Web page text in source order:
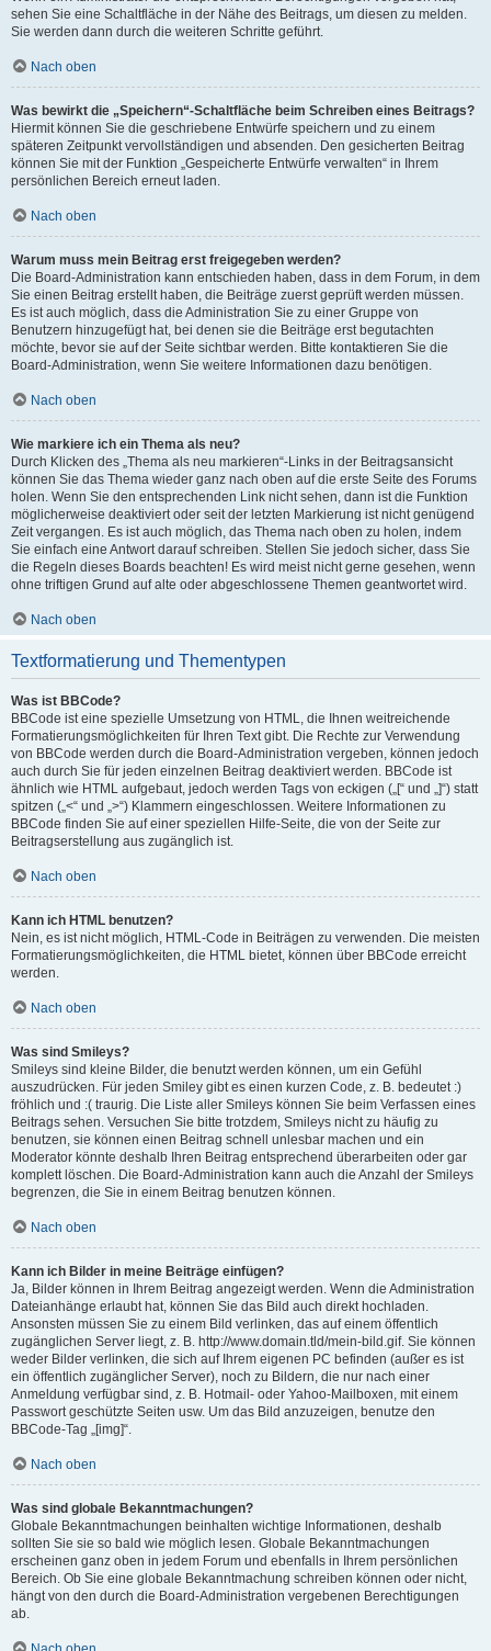
sehen Sie eine Schaltfläche in der Nähe des Beitrags, um diesen zu melden.
Sie werden dann durch die weiteren Schritte geführt.
Nach oben
Was bewirkt die „Speichern“-Schaltfläche beim Schreiben eines Beitrags?
Hiermit können Sie die geschriebene Entwürfe speichern und zu einem
späteren Zeitpunkt vervollständigen und absenden. Den gesicherten Beitrag
können Sie mit der Funktion „Gespeicherte Entwürfe verwalten“ in Ihrem
persönlichen Bereich erneut laden.
Nach oben
Warum muss mein Beitrag erst freigegeben werden?
Die Board-Administration kann entschieden haben, dass in dem Forum, in dem
Sie einen Beitrag erstellt haben, die Beiträge zuerst geprüft werden müssen.
Es ist auch möglich, dass die Administration Sie zu einer Gruppe von
Benutzern hinzugefügt hat, bei denen sie die Beiträge erst begutachten
möchte, bevor sie auf der Seite sichtbar werden. Bitte kontaktieren Sie die
Board-Administration, wenn Sie weitere Informationen dazu benötigen.
Nach oben
Wie markiere ich ein Thema als neu?
Durch Klicken des „Thema als neu markieren“-Links in der Beitragsansicht
können Sie das Thema wieder ganz nach oben auf die erste Seite des Forums
holen. Wenn Sie den entsprechenden Link nicht sehen, dann ist die Funktion
möglicherweise deaktiviert oder seit der letzten Markierung ist nicht genügend
Zeit vergangen. Es ist auch möglich, das Thema nach oben zu holen, indem
Sie einfach eine Antwort darauf schreiben. Stellen Sie jedoch sicher, dass Sie
die Regeln dieses Boards beachten! Es wird meist nicht gerne gesehen, wenn
ohne triftigen Grund auf alte oder abgeschlossene Themen geantwortet wird.
Nach oben
Textformatierung und Thementypen
Was ist BBCode?
BBCode ist eine spezielle Umsetzung von HTML, die Ihnen weitreichende
Formatierungsmöglichkeiten für Ihren Text gibt. Die Rechte zur Verwendung
von BBCode werden durch die Board-Administration vergeben, können jedoch
auch durch Sie für jeden einzelnen Beitrag deaktiviert werden. BBCode ist
ähnlich wie HTML aufgebaut, jedoch werden Tags von eckigen („[“ und „]“) statt
spitzen („<“ und „>“) Klammern eingeschlossen. Weitere Informationen zu
BBCode finden Sie auf einer speziellen Hilfe-Seite, die von der Seite zur
Beitragserstellung aus zugänglich ist.
Nach oben
Kann ich HTML benutzen?
Nein, es ist nicht möglich, HTML-Code in Beiträgen zu verwenden. Die meisten
Formatierungsmöglichkeiten, die HTML bietet, können über BBCode erreicht
werden.
Nach oben
Was sind Smileys?
Smileys sind kleine Bilder, die benutzt werden können, um ein Gefühl
auszudrücken. Für jeden Smiley gibt es einen kurzen Code, z. B. bedeutet :)
fröhlich und :( traurig. Die Liste aller Smileys können Sie beim Verfassen eines
Beitrags sehen. Versuchen Sie bitte trotzdem, Smileys nicht zu häufig zu
benutzen, sie können einen Beitrag schnell unlesbar machen und ein
Moderator könnte deshalb Ihren Beitrag entsprechend überarbeiten oder gar
komplett löschen. Die Board-Administration kann auch die Anzahl der Smileys
begrenzen, die Sie in einem Beitrag benutzen können.
Nach oben
Kann ich Bilder in meine Beiträge einfügen?
Ja, Bilder können in Ihrem Beitrag angezeigt werden. Wenn die Administration
Dateianhänge erlaubt hat, können Sie das Bild auch direkt hochladen.
Ansonsten müssen Sie zu einem Bild verlinken, das auf einem öffentlich
zugänglichen Server liegt, z. B. http://www.domain.tld/mein-bild.gif. Sie können
weder Bilder verlinken, die sich auf Ihrem eigenen PC befinden (außer es ist
ein öffentlich zugänglicher Server), noch zu Bildern, die nur nach einer
Anmeldung verfügbar sind, z. B. Hotmail- oder Yahoo-Mailboxen, mit einem
Passwort geschützte Seiten usw. Um das Bild anzuzeigen, benutze den
BBCode-Tag „[img]“.
Nach oben
Was sind globale Bekanntmachungen?
Globale Bekanntmachungen beinhalten wichtige Informationen, deshalb
sollten Sie sie so bald wie möglich lesen. Globale Bekanntmachungen
erscheinen ganz oben in jedem Forum und ebenfalls in Ihrem persönlichen
Bereich. Ob Sie eine globale Bekanntmachung schreiben können oder nicht,
hängt von den durch die Board-Administration vergebenen Berechtigungen
ab.